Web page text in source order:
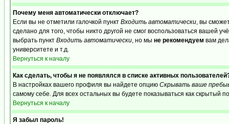
Почему меня автоматически отключает?
Если вы не отметили галочкой пункт Входить автоматически, вы
сделано для того, чтобы никто другой не смог воспользоваться вашей
выбрать пункт Входить автоматически, но мы не рекомендуем вам
университете и т.д.
Вернуться к началу
Как сделать, чтобы я не появлялся в списке активных
В настройках вашего профиля вы найдете опцию Скрывать ваше
самому себе. Для всех остальных вы будете показываться как скрытый
Вернуться к началу
Я забыл пароль!